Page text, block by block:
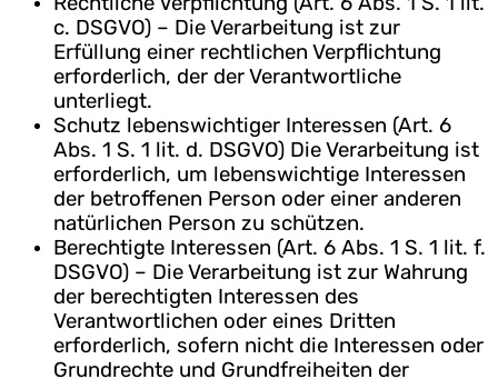
c. DSGVO) – Die Verarbeitung ist zur
Erfüllung einer rechtlichen Verpflichtung
erforderlich, der der Verantwortliche
unterliegt.
Schutz lebenswichtiger Interessen (Art. 6
Abs. 1 S. 1 lit. d. DSGVO) Die Verarbeitung ist
erforderlich, um lebenswichtige Interessen
der betroffenen Person oder einer anderen
natürlichen Person zu schützen.
Berechtigte Interessen (Art. 6 Abs. 1 S. 1 lit. f.
DSGVO) – Die Verarbeitung ist zur Wahrung
der berechtigten Interessen des
Verantwortlichen oder eines Dritten
erforderlich, sofern nicht die Interessen oder
Grundrechte und Grundfreiheiten der